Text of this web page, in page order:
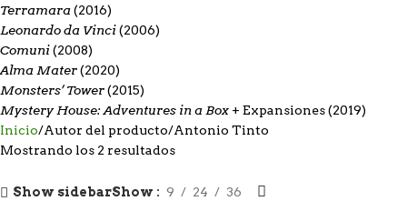
Terramara(2016)
Leonardo da Vinci(2006)
Comuni(2008)
Alma Mater(2020)
Monsters’ Tower(2015)
Mystery House: Adventures in a Box + Expansiones(2019)
Inicio Autor del producto Antonio Tinto
Mostrando los 2 resultados
Show sidebarShow 9 24 36